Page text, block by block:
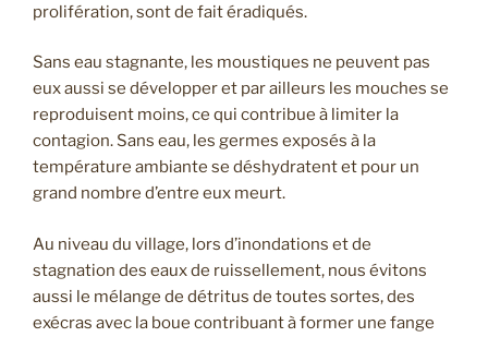
prolifération, sont de fait éradiqués.
Sans eau stagnante, les moustiques ne peuvent pas
eux aussi se développer et par ailleurs les mouches se
reproduisent moins, ce qui contribue à limiter la
contagion. Sans eau, les germes exposés à la
température ambiante se déshydratent et pour un
grand nombre d’entre eux meurt.
Au niveau du village, lors d’inondations et de
stagnation des eaux de ruissellement, nous évitons
aussi le mélange de détritus de toutes sortes, des
exécras avec la boue contribuant à former une fange